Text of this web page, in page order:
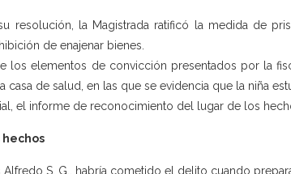
resolución, la Magistrada ratificó la medida de
de enajenar bienes.
los elementos de convicción presentados por la
casa de salud, en las que se evidencia que la niña
el informe de reconocimiento del lugar de los
hechos
Alfredo S. G., habría cometido el delito cuando